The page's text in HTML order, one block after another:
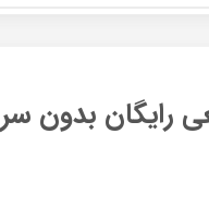
| ۴۵ روش واقعی برای